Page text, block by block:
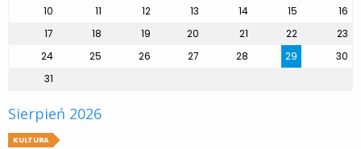
10
11 12 13 14 15
16
17
18 19 20 21 22
23
24
25 26 27 28 29
30
31
Sierpień 2026
KULTURA